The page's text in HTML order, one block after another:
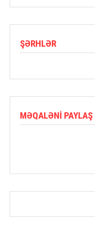
ŞƏRHLƏR
MƏQALƏNI PAYLAŞ